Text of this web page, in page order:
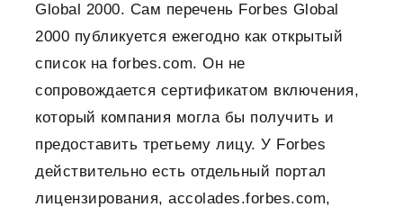
Global 2000. Сам перечень Forbes Global
2000 публикуется ежегодно как открытый
список на forbes.com. Он не
сопровождается сертификатом включения,
который компания могла бы получить и
предоставить третьему лицу. У Forbes
действительно есть отдельный портал
лицензирования, accolades.forbes.com,